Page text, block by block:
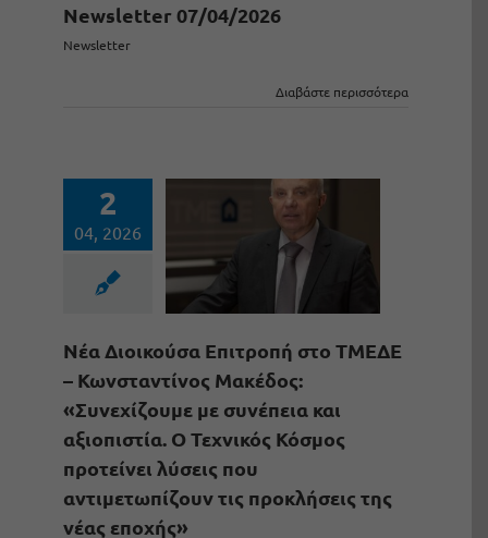
Newsletter 07/04/2026
Newsletter
Διαβάστε περισσότερα
2
04, 2026
Νέα Διοικούσα Επιτροπή στο ΤΜΕΔΕ
– Κωνσταντίνος Μακέδος:
«Συνεχίζουμε με συνέπεια και
αξιοπιστία. Ο Τεχνικός Κόσμος
προτείνει λύσεις που
αντιμετωπίζουν τις προκλήσεις της
νέας εποχής»